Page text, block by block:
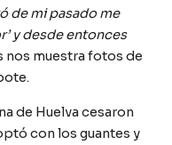
de mi pasado me
y desde entonces
nos muestra fotos de
de Huelva cesaron
con los guantes y